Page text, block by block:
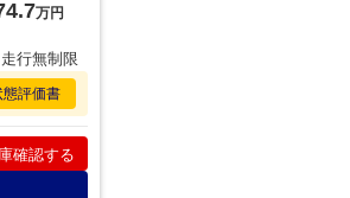
万円
行無制限
態評価書
確認する